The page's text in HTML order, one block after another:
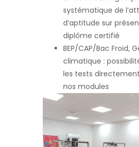
systématique de
d’aptitude sur
diplôme certifié
BEP/CAP/Bac Froid,
climatique :
les tests
nos modules